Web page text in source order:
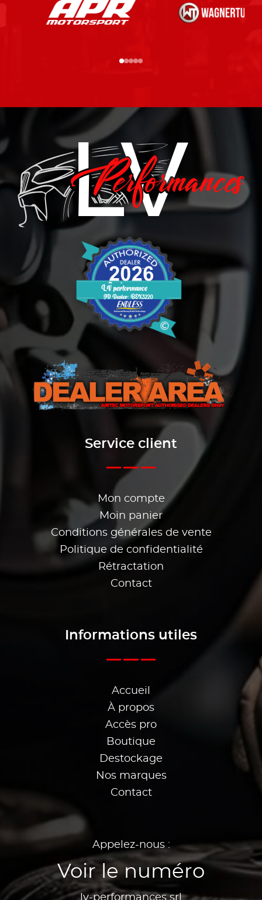
Service client
Mon compte
Moin panier
Conditions générales de vente
Politique de confidentialité
Rétractation
Contact
Informations utiles
Accueil
À propos
Accès pro
Boutique
Destockage
Nos marques
Contact
Appelez-nous :
Voir le numéro
lv-performances srl